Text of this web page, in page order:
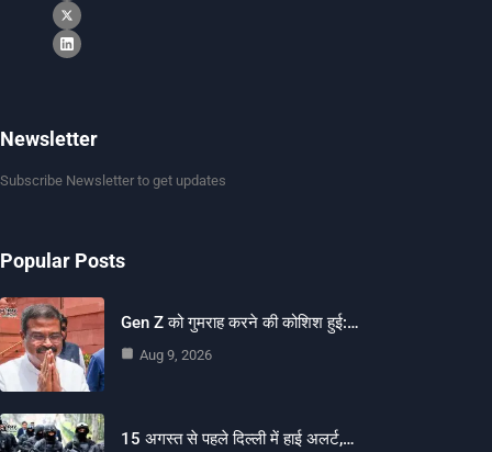
Newsletter
Subscribe Newsletter to get updates
Popular Posts
Gen Z को गुमराह करने की कोशिश हुई:…
Aug 9, 2026
15 अगस्त से पहले दिल्ली में हाई अलर्ट,…